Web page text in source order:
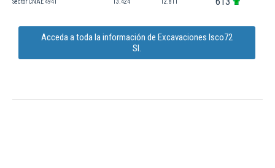
Sector CNAE 4941 13.424 12.811
Acceda a toda la información de Excavaciones Isco72
Sl.